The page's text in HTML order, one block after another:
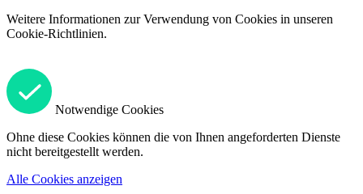
Weitere Informationen zur Verwendung von Cookies in unseren
Cookie-Richtlinien.
Notwendige Cookies
Ohne diese Cookies können die von Ihnen angeforderten Dienste
nicht bereitgestellt werden.
Alle Cookies anzeigen